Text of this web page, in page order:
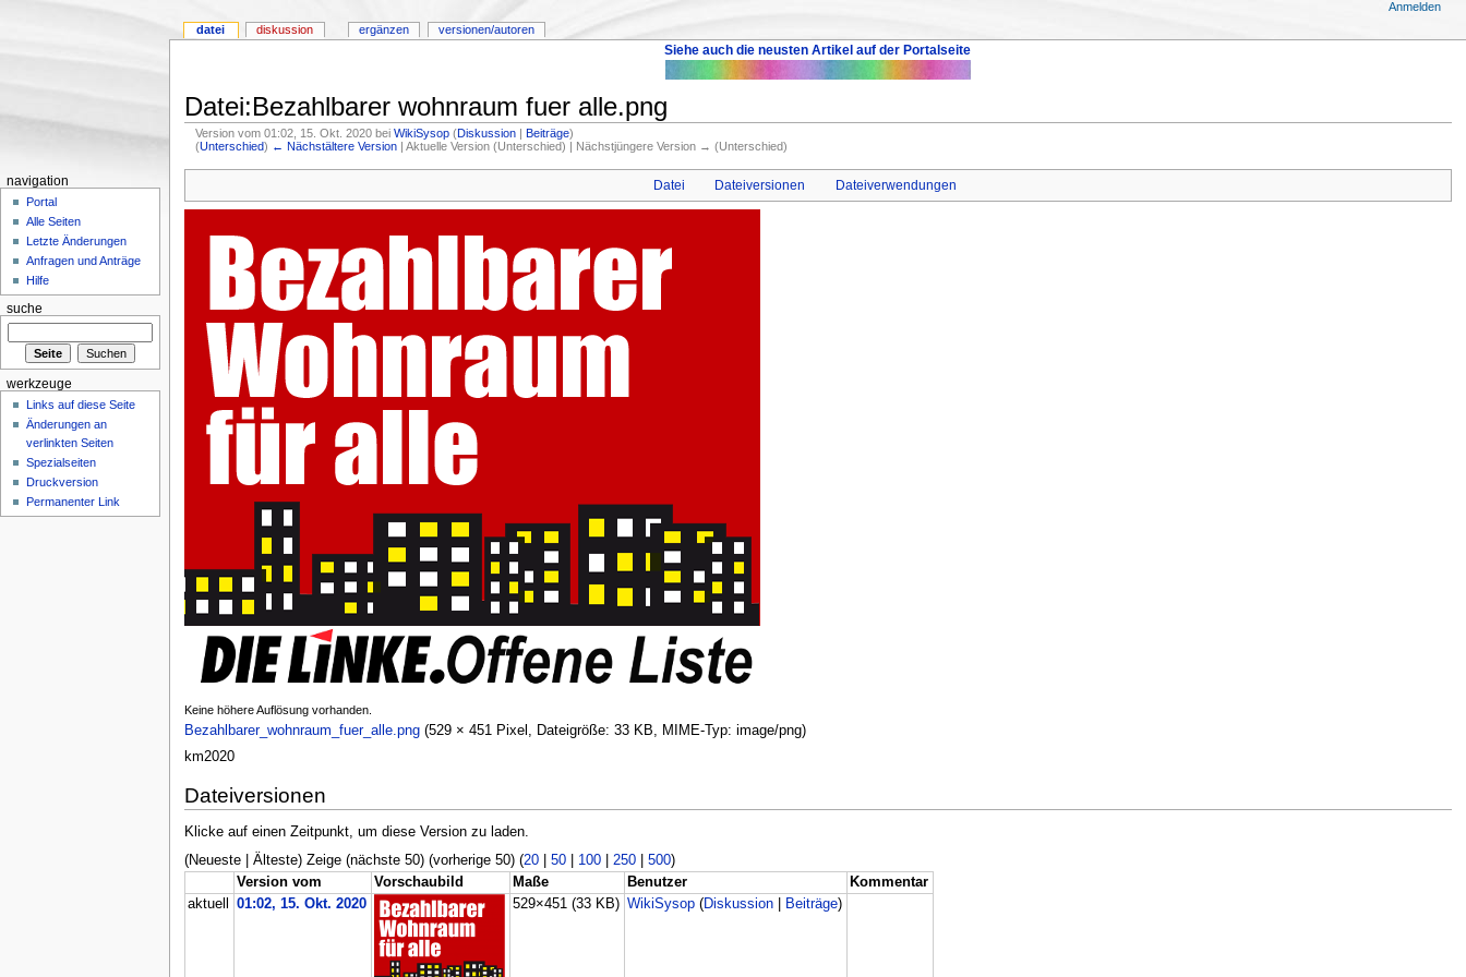
Siehe auch die neusten Artikel auf der Portalseite
Datei:Bezahlbarer wohnraum fuer alle.png
Version vom 01:02, 15. Okt. 2020 beiWikiSysop (Diskussion |Beiträge)
(Unterschied) ← Nächstältere Version | Aktuelle Version (Unterschied) | Nächstjüngere Version → (Unterschied)
Datei Dateiversionen Dateiverwendungen
Keine höhere Auflösung vorhanden.
Bezahlbarer_wohnraum_fuer_alle.png‎ (529 × 451 Pixel, Dateigröße: 33 KB, MIME-Typ: image/png)
km2020
Dateiversionen
Klicke auf einen Zeitpunkt, um diese Version zu laden.
(Neueste | Älteste) Zeige (nächste 50) (vorherige 50) (20| 50| 100| 250| 500)
Version vom
Vorschaubild Maße Benutzer
Kommentar
aktuell
01:02, 15. Okt. 2020 529×451(33 KB) WikiSysop (Diskussion Beiträge)
datei diskussion ergänzen versionen/autoren
Anmelden
navigation
Portal
Alle Seiten
Letzte Änderungen
Anfragen und Anträge
Hilfe
suche
werkzeuge
Links auf diese Seite
Änderungen an
verlinkten Seiten
Spezialseiten
Druckversion
Permanenter Link